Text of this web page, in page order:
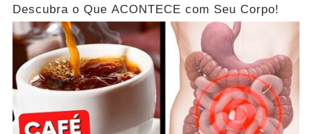
Descubra o Que ACONTECE com Seu Corpo!